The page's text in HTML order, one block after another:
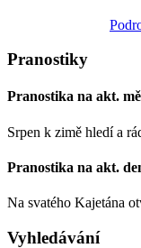
Pranostiky
Pranostika na akt.
Srpen k zimě hledí a
Pranostika na akt.
Na svatého Kajetána
Vyhledávání